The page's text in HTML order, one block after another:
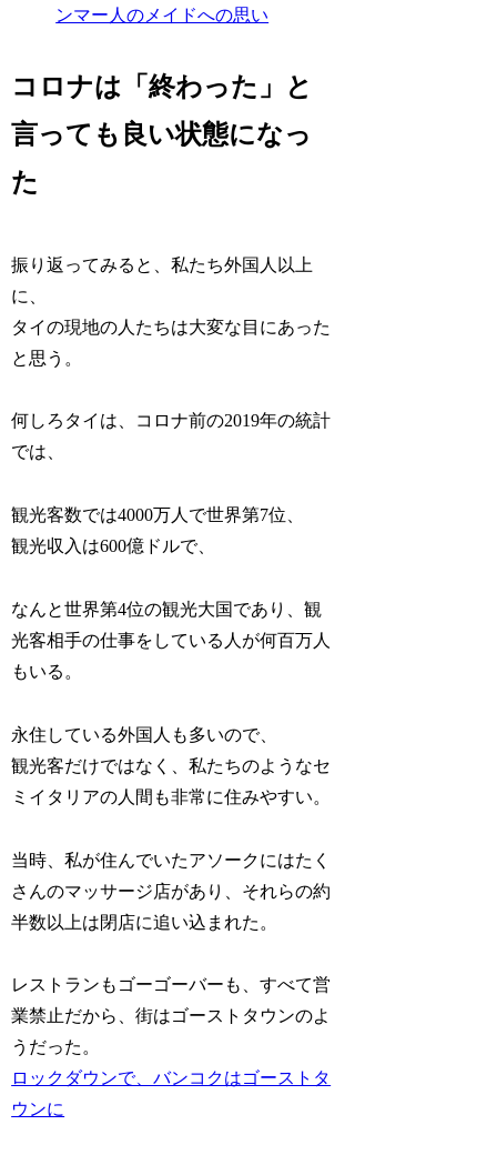
ンマー人のメイドへの思い
コロナは「終わった」と
言っても良い状態になっ
た
振り返ってみると、私たち外国人以上
に、
タイの現地の人たちは大変な目にあった
と思う。
何しろタイは、コロナ前の2019年の統計
では、
観光客数では4000万人で世界第7位、
観光収入は600億ドルで、
なんと世界第4位の観光大国であり、観
光客相手の仕事をしている人が何百万人
もいる。
永住している外国人も多いので、
観光客だけではなく、私たちのようなセ
ミイタリアの人間も非常に住みやすい。
当時、私が住んでいたアソークにはたく
さんのマッサージ店があり、それらの約
半数以上は閉店に追い込まれた。
レストランもゴーゴーバーも、すべて営
業禁止だから、街はゴーストタウンのよ
うだった。
ロックダウンで、バンコクはゴーストタ
ウンに